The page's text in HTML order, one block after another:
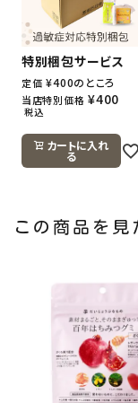
特別梱包サービス
定価 ¥400のところ
当店特別価格 ¥400
税込
カートに入れ
る
この商品を見